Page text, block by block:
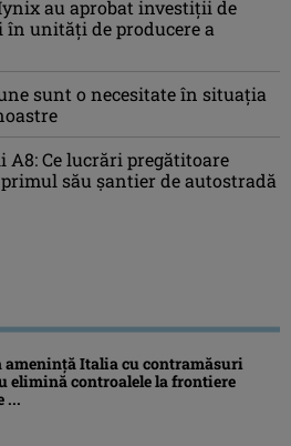
au aprobat investiţii de
în unităţi de producere a
sunt o necesitate în situaţia
A8: Ce lucrări pregătitoare
său șantier de autostradă
ameninţă Italia cu contramăsuri
elimină controalele la frontiere
...